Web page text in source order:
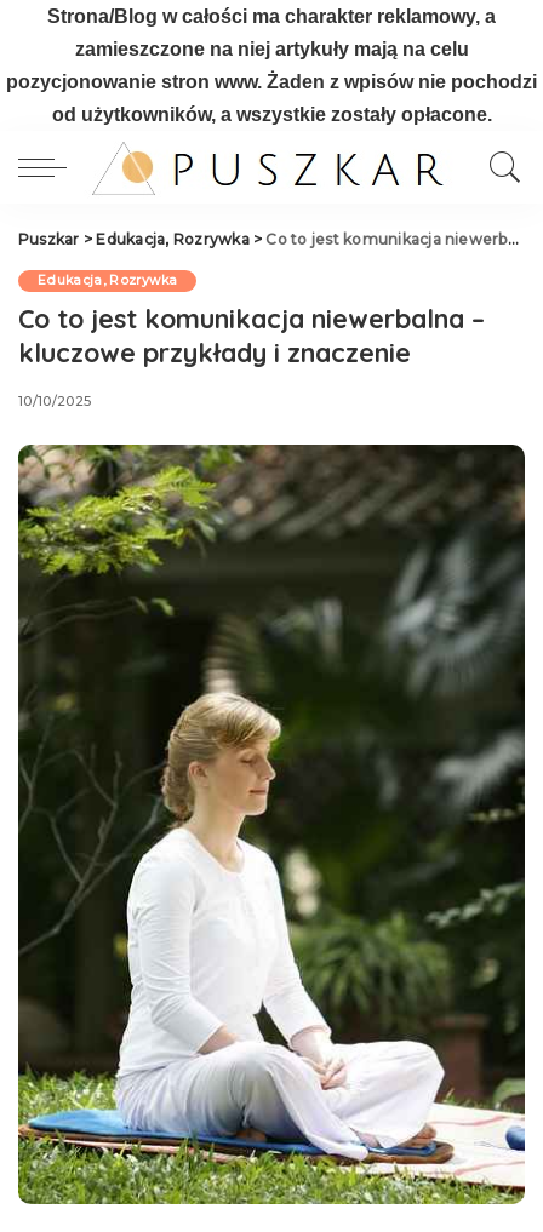
Strona/Blog w całości ma charakter reklamowy, a
zamieszczone na niej artykuły mają na celu
pozycjonowanie stron www. Żaden z wpisów nie pochodzi
od użytkowników, a wszystkie zostały opłacone.
Puszkar > Edukacja, Rozrywka> Co to jest komunikacja niewerbalna – kluczowe przykłady i znaczenie
Edukacja, Rozrywka
Co to jest komunikacja niewerbalna –
kluczowe przykłady i znaczenie
10/10/2025